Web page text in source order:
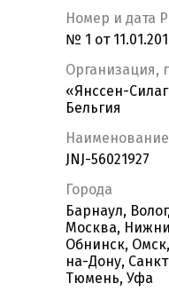
Номер и дата
№ 1 от
Организация,
«Янссен-
Бельгия
JNJ-56021927
Города
Барнаул,
Москва,
Обнинск,
на-Дону,
Тюмень, Уфа